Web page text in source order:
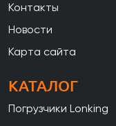
Контакты
Новости
Карта сайта
КАТАЛОГ
Погрузчики Lonking